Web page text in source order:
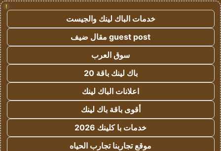
!
خدمات الباك لينك والجيست
guest post مقال ضيف
سوق العرب
باك لينك باقة 20
اعلانات الباك لينك
أقوى باقة باك لينك
خدمات با كلينك 2026
موقع تجاربنا تجارب الحياه